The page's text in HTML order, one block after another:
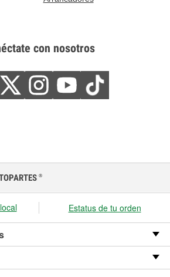
con nosotros
®
Estatus de tu orden